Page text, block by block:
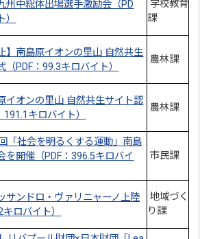
州中総体出場選手激励会（PD
学校教育
課
】南島原イオンの里山 自然共生
PDF：99.3キロバイト）
農林課
イオンの里山 自然共生サイト認
キロバイト）
農林課
「社会を明るくする運動」南島
を開催（PDF：396.5キロバイ
市民課
サンドロ・ヴァリニャーノ上陸
ロバイト）
地域づく
り課